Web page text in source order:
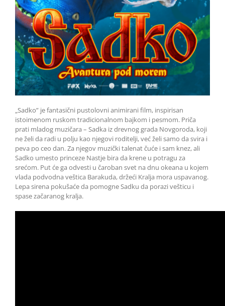
„Sadko” je fantasični pustolovni animirani film, inspirisan
istoimenom ruskom tradicionalnom bajkom i pesmom. Priča
prati mladog muzičara – Sadka iz drevnog grada Novgoroda, koji
ne želi da radi u polju kao njegovi roditelji, već želi samo da svira i
peva po ceo dan. Za njegov muzički talenat čuće i sam knez, ali
Sadko umesto princeze Nastje bira da krene u potragu za
srećom. Put će ga odvesti u čaroban svet na dnu okeana u kojem
vlada podvodna veštica Barakuda, držeći Kralja mora uspavanog.
Lepa sirena pokušaće da pomogne Sadku da porazi vešticu i
spase začaranog kralja.